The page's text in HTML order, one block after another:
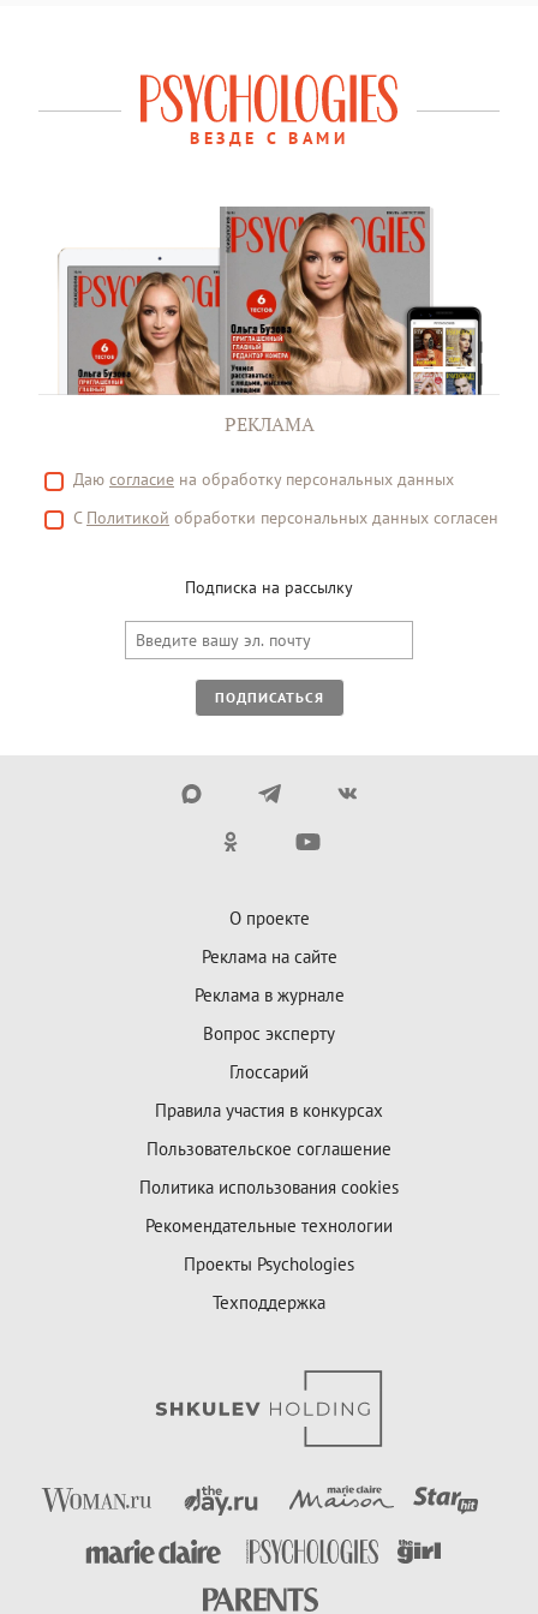
ВЕЗДЕ С ВАМИ
РЕКЛАМА
Даю согласие на обработку персональных данных
С Политикой обработки персональных данных согласен
Подписка на рассылку
ПОДПИСАТЬСЯ
О проекте
Реклама на сайте
Реклама в журнале
Вопрос эксперту
Глоссарий
Правила участия в конкурсах
Пользовательское соглашение
Политика использования cookies
Рекомендательные технологии
Проекты Psychologies
Техподдержка